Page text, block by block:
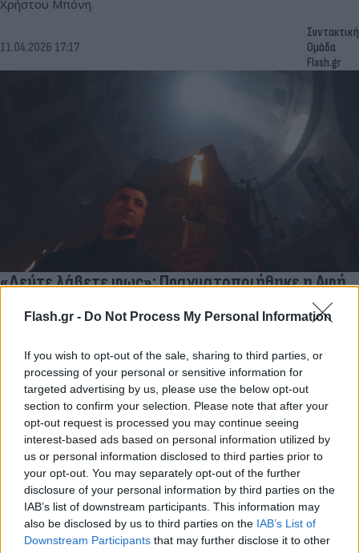
Flash.gr - Do Not Process My Personal Information
If you wish to opt-out of the sale, sharing to third parties, or
processing of your personal or sensitive information for
targeted advertising by us, please use the below opt-out
section to confirm your selection. Please note that after your
opt-out request is processed you may continue seeing
interest-based ads based on personal information utilized by
us or personal information disclosed to third parties prior to
your opt-out. You may separately opt-out of the further
disclosure of your personal information by third parties on the
IAB’s list of downstream participants. This information may
also be disclosed by us to third parties on the IAB’s List of
Downstream Participants that may further disclose it to other
Χρήστου Μπόνη.
11.04.2026 17:17
Συντακτική
Ομάδα
Flash.gr
«Δεύτε λάβετε φως»: Πραγματοποιήθηκε η Αφή
του Αγίου Φωτός στα Ιεροσόλυμα- Πότε θα έρθει
στην Ελλάδα
Η ειδική πτήση που πραγματοποιείται με κυβερνητικό
αεροσκάφος αναμένεται να επιστρέψει στο «Ελευθέριος
Βενιζέλος» περίπου στις 18:30-19:00.
11.04.2026 12:25
Συντακτική
Flash.gr